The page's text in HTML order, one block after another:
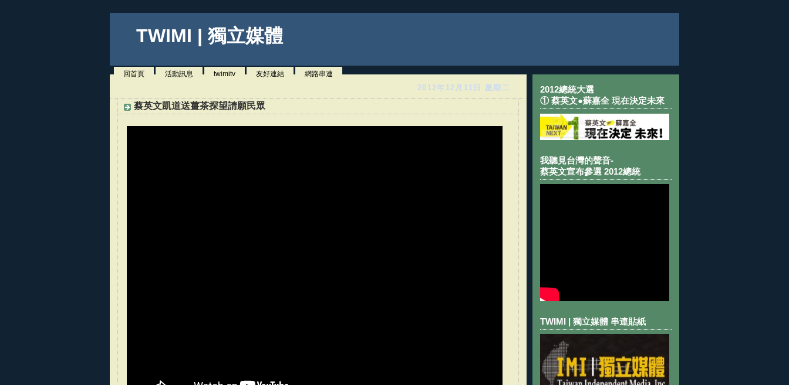
TWIMI | 獨立媒體
回首頁 活動訊息 twimitv 友好連結 網路串連
2012年12月11日 星期二
蔡英文凱道送薑茶探望請願民眾
2012總統大選
① 蔡英文●蘇嘉全 現在決定未來
我聽見台灣的聲音-
蔡英文宣布參選 2012總統
TWIMI | 獨立媒體 串連貼紙